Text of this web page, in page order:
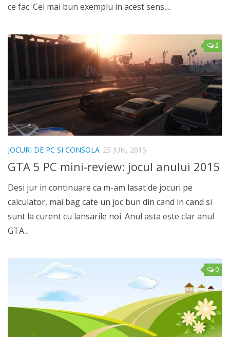
ce fac. Cel mai bun exemplu in acest sens,...
2
JOCURI DE PC SI CONSOLA 25 JUN, 2015
GTA 5 PC mini-review: jocul anului 2015
Desi jur in continuare ca m-am lasat de jocuri pe
calculator, mai bag cate un joc bun din cand in cand si
sunt la curent cu lansarile noi. Anul asta este clar anul
GTA...
0